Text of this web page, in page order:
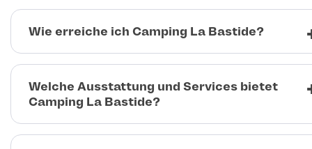
Wie erreiche ich Camping La Bastide?
Welche Ausstattung und Services bietet
Camping La Bastide?